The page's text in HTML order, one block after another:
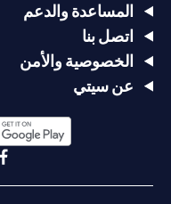
المساعدة والدعم
اتصل بنا
الخصوصية والأمن
عن سيتي
a new tab